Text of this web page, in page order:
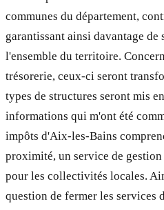
communes du département,
garantissant ainsi davantage
l'ensemble du territoire.
trésorerie, ceux-ci seront
types de structures seront mis
informations qui m'ont été
impôts d'Aix-les-Bains
proximité, un service de
pour les collectivités locales.
question de fermer les services